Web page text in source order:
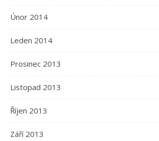
Únor 2014
Leden 2014
Prosinec 2013
Listopad 2013
Říjen 2013
Září 2013